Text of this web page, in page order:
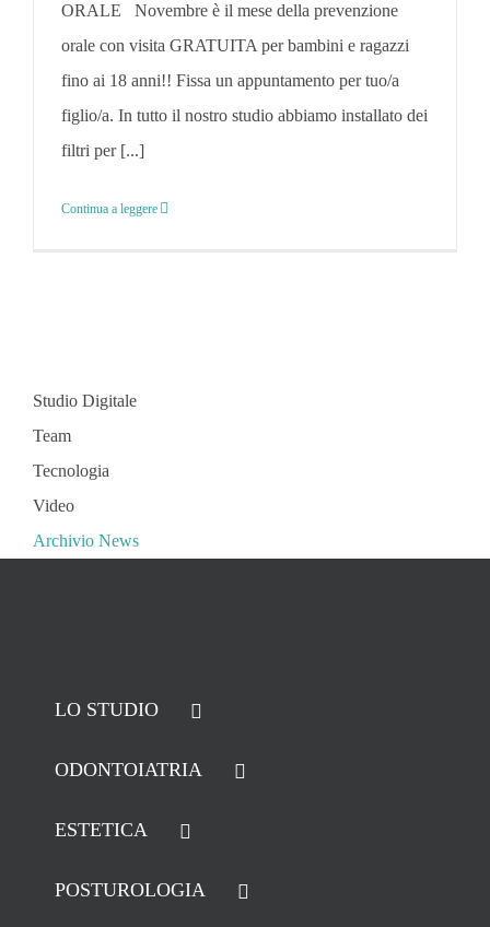
ORALE Novembre è il mese della prevenzione
orale con visita GRATUITA per bambini e ragazzi
fino ai 18 anni!! Fissa un appuntamento per tuo/a
figlio/a. In tutto il nostro studio abbiamo installato dei
filtri per [...]
Continua a leggere
Studio Digitale
Team
Tecnologia
Video
Archivio News
LO STUDIO
ODONTOIATRIA
ESTETICA
POSTUROLOGIA